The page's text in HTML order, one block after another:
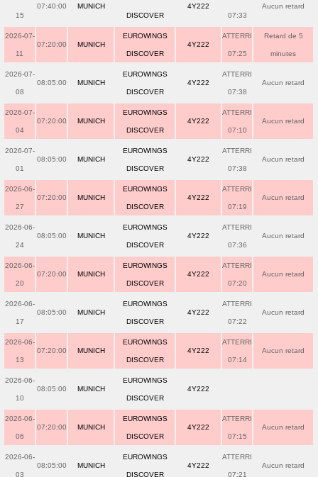
15
07:40:00 MUNICH
DISCOVER
4Y222
07:33
Aucun retard
2026-07-
11
07:20:00 MUNICH
EUROWINGS
DISCOVER
4Y222
ATTERRI
07:25
Retard de 5
minutes
2026-07-
08
08:05:00 MUNICH
EUROWINGS
DISCOVER
4Y222
ATTERRI
07:38
Aucun retard
2026-07-
04
07:20:00 MUNICH
EUROWINGS
DISCOVER
4Y222
ATTERRI
07:10
Aucun retard
2026-07-
01
08:05:00 MUNICH
EUROWINGS
DISCOVER
4Y222
ATTERRI
07:38
Aucun retard
2026-06-
27
07:20:00 MUNICH
EUROWINGS
DISCOVER
4Y222
ATTERRI
07:19
Aucun retard
2026-06-
24
08:05:00 MUNICH
EUROWINGS
DISCOVER
4Y222
ATTERRI
07:36
Aucun retard
2026-06-
20
07:20:00 MUNICH
EUROWINGS
DISCOVER
4Y222
ATTERRI
07:20
Aucun retard
2026-06-
17
08:05:00 MUNICH
EUROWINGS
DISCOVER
4Y222
ATTERRI
07:22
Aucun retard
2026-06-
13
07:20:00 MUNICH
EUROWINGS
DISCOVER
4Y222
ATTERRI
07:14
Aucun retard
2026-06-
10
08:05:00 MUNICH
EUROWINGS
DISCOVER
4Y222
2026-06-
06
07:20:00 MUNICH
EUROWINGS
DISCOVER
4Y222
ATTERRI
07:15
Aucun retard
2026-06-
03
08:05:00 MUNICH
EUROWINGS
DISCOVER
4Y222
ATTERRI
07:21
Aucun retard